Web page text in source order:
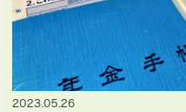
2023.05.26